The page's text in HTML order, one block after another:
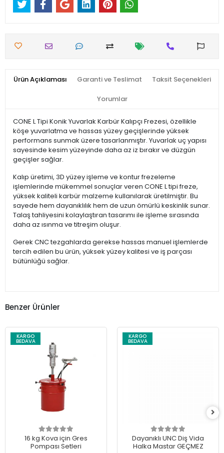
Ürün Açıklaması Garanti ve Teslimat Taksit Seçenekleri
Yorumlar
CONE L Tipi Konik Yuvarlak Karbür Kalıpçı Frezesi, özellikle
köşe yuvarlatma ve hassas yüzey geçişlerinde yüksek
performans sunmak üzere tasarlanmıştır. Yuvarlak uç yapısı
sayesinde kesim yüzeyinde daha az iz bırakır ve düzgün
geçişler sağlar.
Kalıp üretimi, 3D yüzey işleme ve kontur frezeleme
işlemlerinde mükemmel sonuçlar veren CONE L tipi freze,
yüksek kaliteli karbür malzeme kullanılarak üretilmiştir. Bu
sayede hem dayanıklılık hem de uzun ömürlü keskinlik sunar.
Talaş tahliyesini kolaylaştıran tasarımı ile işleme sırasında
daha az ısınma ve titreşim oluşur.
Gerek CNC tezgahlarda gerekse hassas manuel işlemlerde
tercih edilen bu ürün, yüksek yüzey kalitesi ve iş parçası
bütünlüğü sağlar.
Benzer Ürünler
KARGO
BEDAVA
16 kg Kova için Gres
Pompası Setleri
KARGO
BEDAVA
Dayanıklı UNC Diş Vida
Halka Mastar GEÇMEZ